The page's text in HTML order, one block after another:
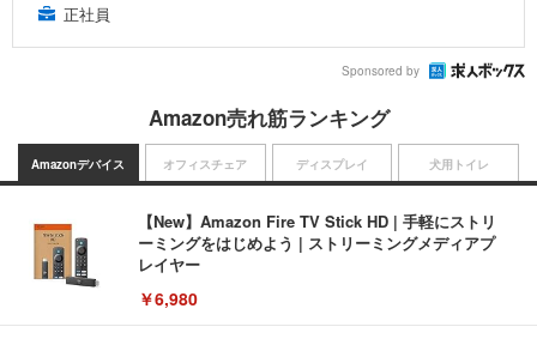
正社員
Sponsored by
Amazon売れ筋ランキング
Amazonデバイス
【New】Amazon Fire TV Stick HD | 手軽にストリ
ーミングをはじめよう | ストリーミングメディアプ
レイヤー
￥6,980
オフィスチェア ディスプレイ 犬用トイレ